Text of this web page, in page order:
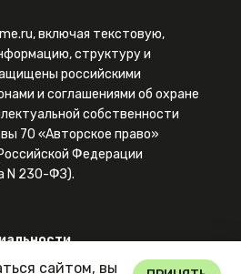
включая текстовую,
структуру и
российскими
и соглашениями об охране
собственности
70 «Авторское право»
Федерации
N 230-ФЗ).
сайтом, вы